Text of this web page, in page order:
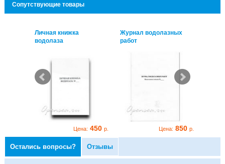
Сопутствующие товары
Личная книжка
водолаза
Цена: 450 р.
Журнал водолазных
работ
Цена: 850 р.
Остались вопросы? Отзывы